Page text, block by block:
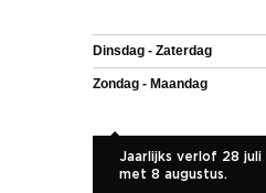
Dinsdag - Zaterdag
Zondag - Maandag
Jaarlijks verlof 28
met 8 augustus.